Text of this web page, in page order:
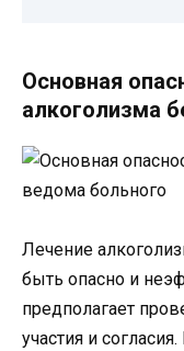
Основная
алкоголизма
Лечение
быть опасно и
предполагает
участия и